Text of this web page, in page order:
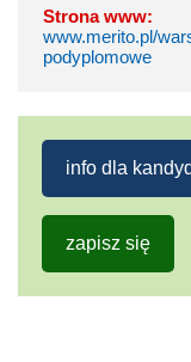
Strona www:
www.merito.pl/
podyplomowe
info dla
zapisz się